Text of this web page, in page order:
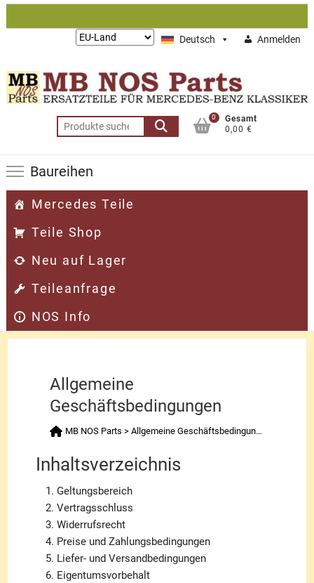
Zum
Deutsch Anmelden
Lieferung
Suchen
nach:
0
Gesamt
0,00 €
Baureihen
Mercedes Teile
Teile Shop
Neu auf Lager
Teileanfrage
NOS Info
Allgemeine
Geschäftsbedingungen
MB NOS Parts >Allgemeine Geschäftsbedingungen
Inhaltsverzeichnis
Geltungsbereich
Vertragsschluss
Widerrufsrecht
Preise und Zahlungsbedingungen
Liefer- und Versandbedingungen
Eigentumsvorbehalt